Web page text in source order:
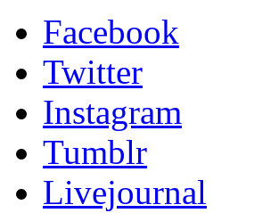
Facebook
Twitter
Instagram
Tumblr
Livejournal